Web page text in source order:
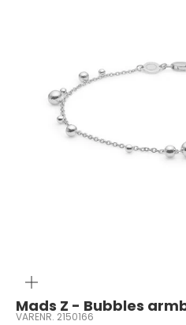
Mads Z - Bubbles
VARENR. 2150166